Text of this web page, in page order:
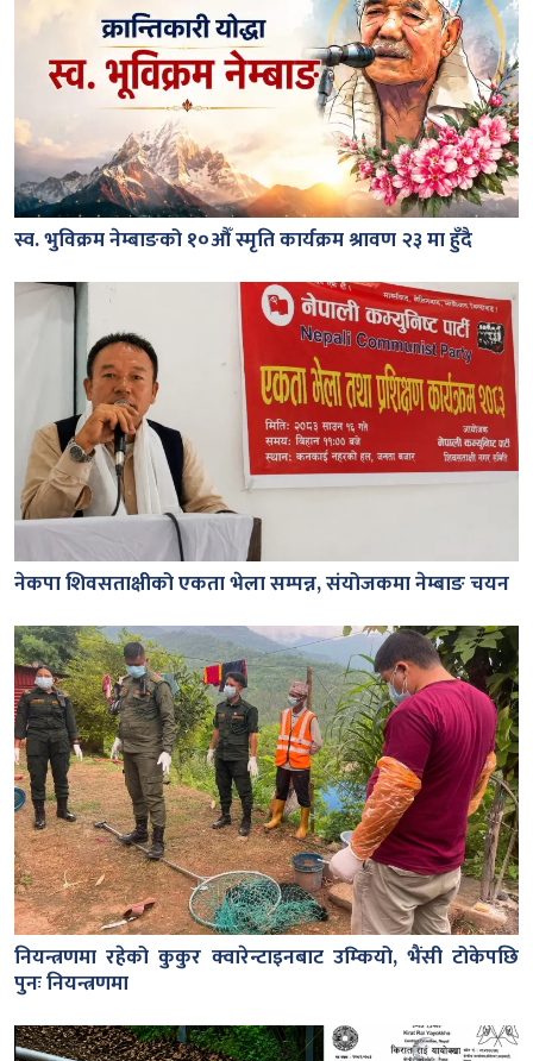
स्व. भुविक्रम नेम्बाङको १०औँ स्मृति कार्यक्रम श्रावण २३ मा हुँदै
नेकपा शिवसताक्षीको एकता भेला सम्पन्न, संयोजकमा नेम्बाङ चयन
नियन्त्रणमा रहेको कुकुर क्वारेन्टाइनबाट उम्कियो, भैंसी टोकेपछि
पुनः नियन्त्रणमा